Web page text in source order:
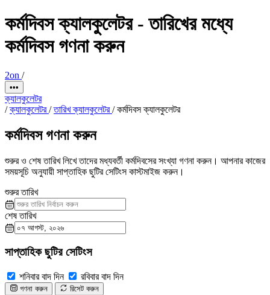
কর্মদিবস ক্যালকুলেটর - তারিখের মধ্যে
কর্মদিবস গণনা করুন
2on /
•••
ক্যালকুলেটর
/ ক্যালকুলেটর/ তারিখ ক্যালকুলেটর/ কর্মদিবস ক্যালকুলেটর
কর্মদিবস গণনা করুন
শুরুর ও শেষ তারিখ লিখে তাদের মধ্যবর্তী কর্মদিবসের সংখ্যা গণনা করুন। আপনার কাজের
সময়সূচি অনুযায়ী সাপ্তাহিক ছুটির সেটিংস কাস্টমাইজ করুন।
শুরুর তারিখ
শেষ তারিখ
সাপ্তাহিক ছুটির সেটিংস
শনিবার বাদ দিন রবিবার বাদ দিন
গণনা করুন রিসেট করুন